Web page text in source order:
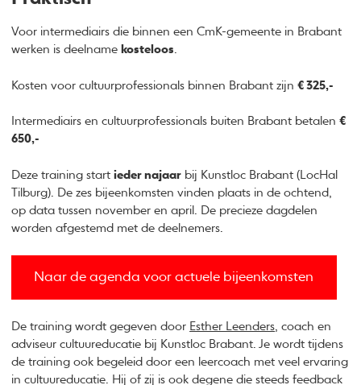
Voor intermediairs die binnen een CmK-gemeente in Brabant
werken is deelname kosteloos.
Kosten voor cultuurprofessionals binnen Brabant zijn€ 325,-
Intermediairs en cultuurprofessionals buiten Brabant betalen€
650,-
Deze training startieder najaar bij Kunstloc Brabant (LocHal
Tilburg). De zes bijeenkomsten vinden plaats in de ochtend,
op data tussen november en april. De precieze dagdelen
worden afgestemd met de deelnemers.
Naar de agenda voor actuele bijeenkomsten
De training wordt gegeven door Esther Leenders , coach en
adviseur cultuureducatie bij Kunstloc Brabant. Je wordt tijdens
de training ook begeleid door een leercoach met veel ervaring
in cultuureducatie. Hij of zij is ook degene die steeds feedback